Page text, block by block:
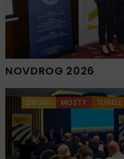
NOVDROG 2026
DROGI MOSTY TUNELE